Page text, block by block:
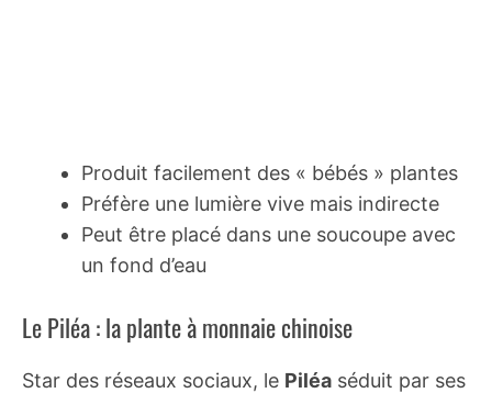
Produit facilement des « bébés » plantes
Préfère une lumière vive mais indirecte
Peut être placé dans une soucoupe avec
un fond d’eau
Le Piléa : la plante à monnaie chinoise
Star des réseaux sociaux, le Piléa séduit par ses